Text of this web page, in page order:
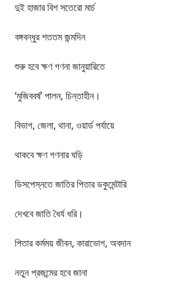
দুই হাজার বিশ সতেরো মার্চ
বঙ্গবন্ধুর শততম জন্মদিন
শুরু হবে ক্ষণ গণনা জানুয়ারিতে
‘মুজিববর্ষ’ পালন, চিন্তাহীন।
বিভাগ, জেলা, থানা, ওয়ার্ড পর্যায়ে
থাকবে ক্ষণ গণনার ঘড়ি
ডিসপেস্নতে জাতির পিতার ডকুমেন্টারি
দেখবে জাতি ধৈর্য ধরি।
পিতার কর্মময় জীবন, কারাভোগ, অবদান
নতুন প্রজন্মের হবে জানা